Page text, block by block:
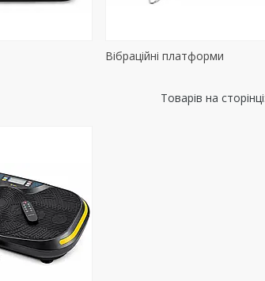
Вібраційні платформи